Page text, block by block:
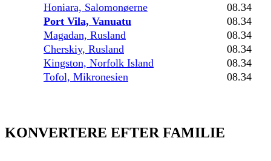
Honiara, Salomonøerne
08.34
Port Vila, Vanuatu
08.34
Magadan, Rusland
08.34
Cherskiy, Rusland
08.34
Kingston, Norfolk Island
08.34
Tofol, Mikronesien
08.34
KONVERTERE EFTER FAMILIE